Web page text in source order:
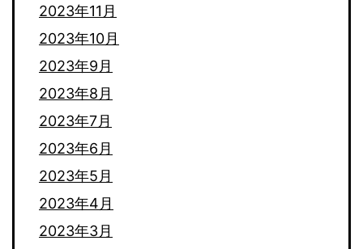
2023年11月
2023年10月
2023年9月
2023年8月
2023年7月
2023年6月
2023年5月
2023年4月
2023年3月